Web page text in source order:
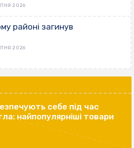
2026
районі загинув
2026
себе під час
найпопулярніші товари